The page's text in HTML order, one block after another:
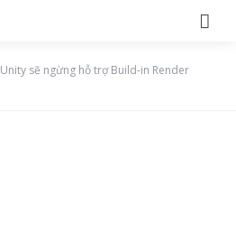
Unity sẽ ngừng hỗ trợ Build-in Render